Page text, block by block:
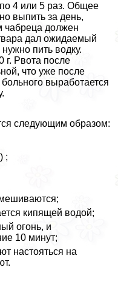
4 или 5 раз. Общее
выпить за день,
чабреца должен
дал ожидаемый
пить водку.
г. Рвота после
что уже после
выработается
следующим образом:
;
кипящей водой;
огонь, и
10 минут;
настояться на